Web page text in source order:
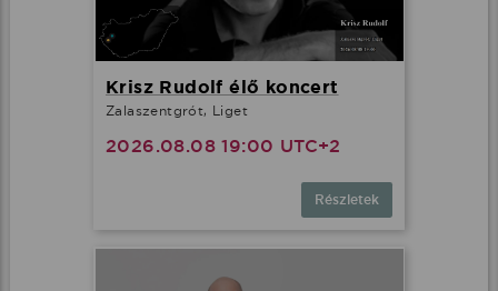
Krisz Rudolf élő koncert
Zalaszentgrót, Liget
2026.08.08 19:00 UTC+2
Részletek